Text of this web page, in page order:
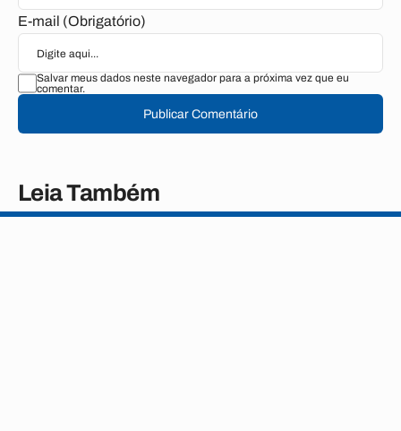
E-mail (Obrigatório)
Salvar meus dados neste navegador para a próxima vez que eu
comentar.
Publicar Comentário
Leia Também